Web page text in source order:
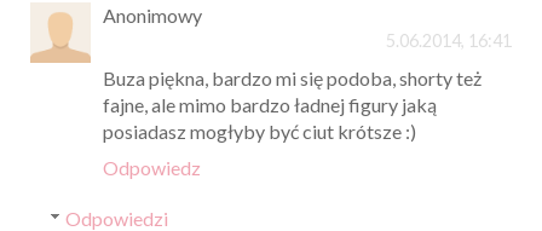
Anonimowy
5.06.2014, 16:41
Buza piękna, bardzo mi się podoba, shorty też
fajne, ale mimo bardzo ładnej figury jaką
posiadasz mogłyby być ciut krótsze :)
Odpowiedz
Odpowiedzi